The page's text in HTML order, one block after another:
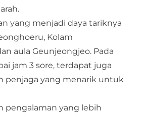
yang menjadi daya tariknya
Kolam
aula Geunjeongjeo. Pada
jam 3 sore, terdapat juga
penjaga yang menarik untuk
pengalaman yang lebih